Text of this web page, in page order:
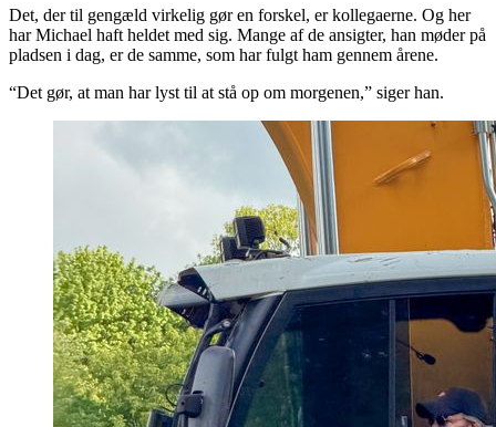
Det, der til gengæld virkelig gør en forskel, er kollegaerne. Og her
har Michael haft heldet med sig. Mange af de ansigter, han møder på
pladsen i dag, er de samme, som har fulgt ham gennem årene.
“Det gør, at man har lyst til at stå op om morgenen,” siger han.